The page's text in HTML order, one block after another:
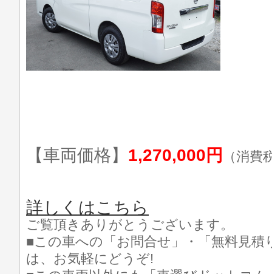
【車両価格】 1,270,000円 （消費
詳しくはこちら
ご覧頂きありがとうございます。
■この車への「お問合せ」・「無料見積
は、お気軽にどうぞ!